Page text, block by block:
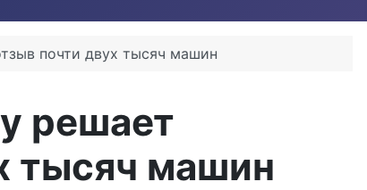
почти двух тысяч машин
решает
тысяч машин